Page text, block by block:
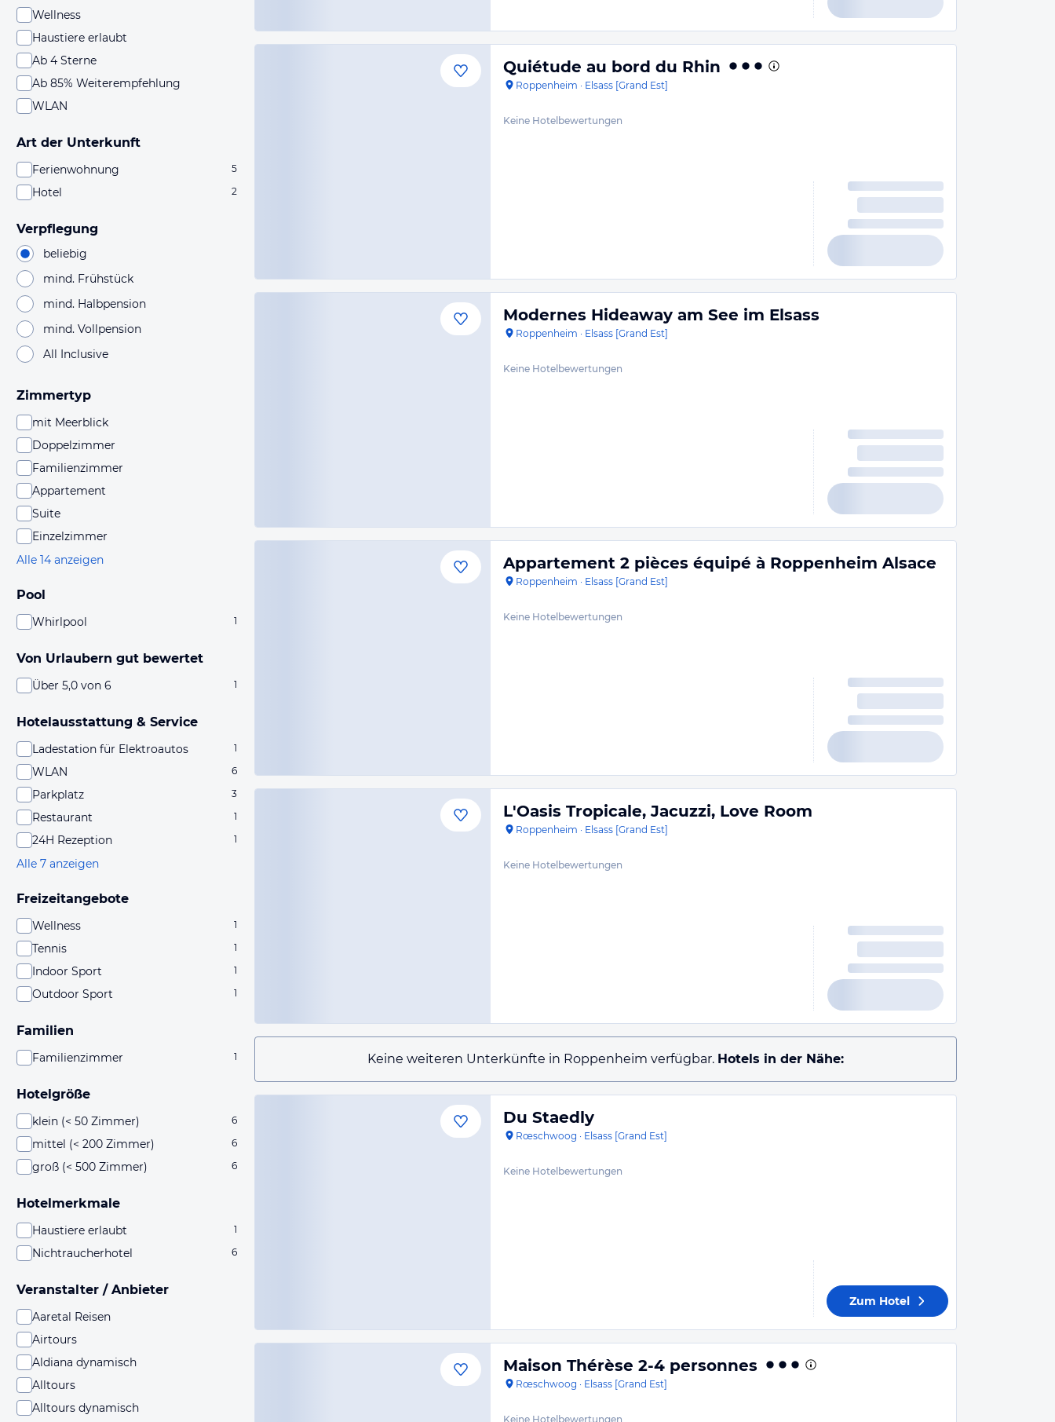
Wellness
Haustiere erlaubt
Ab 4 Sterne
Ab 85% Weiterempfehlung
WLAN
Art der Unterkunft
Ferienwohnung 5
Hotel 2
Verpflegung
beliebig
mind. Frühstück
mind. Halbpension
mind. Vollpension
All Inclusive
Zimmertyp
mit Meerblick
Doppelzimmer
Familienzimmer
Appartement
Suite
Einzelzimmer
Alle 14 anzeigen
Pool
Whirlpool 1
Von Urlaubern gut bewertet
Über 5,0 von 6 1
Hotelausstattung & Service
Ladestation für Elektroautos 1
WLAN 6
Parkplatz 3
Restaurant 1
24H Rezeption 1
Alle 7 anzeigen
Freizeitangebote
Wellness 1
Tennis 1
Indoor Sport 1
Outdoor Sport 1
Familien
Familienzimmer 1
Hotelgröße
klein (< 50 Zimmer) 6
mittel (< 200 Zimmer) 6
groß (< 500 Zimmer) 6
Hotelmerkmale
Haustiere erlaubt 1
Nichtraucherhotel 6
Veranstalter / Anbieter
Aaretal Reisen
Airtours
Aldiana dynamisch
Alltours
Alltours dynamisch
Quiétude au bord du Rhin
Roppenheim · Elsass [Grand Est]
Keine Hotelbewertungen
Modernes Hideaway am See im Elsass
Roppenheim · Elsass [Grand Est]
Keine Hotelbewertungen
Appartement 2 pièces équipé à Roppenheim Alsace
Roppenheim · Elsass [Grand Est]
Keine Hotelbewertungen
L'Oasis Tropicale, Jacuzzi, Love Room
Roppenheim · Elsass [Grand Est]
Keine Hotelbewertungen
Keine weiteren Unterkünfte in Roppenheim verfügbar. Hotels in der Nähe:
Du Staedly
Rœschwoog · Elsass [Grand Est]
Keine Hotelbewertungen
Zum Hotel
Maison Thérèse 2-4 personnes
Rœschwoog · Elsass [Grand Est]
Keine Hotelbewertungen